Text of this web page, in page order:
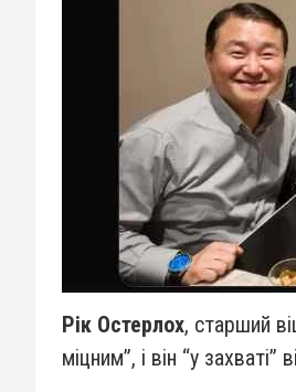
Рік Остерлох, старший
міцним”, і він “у захваті”